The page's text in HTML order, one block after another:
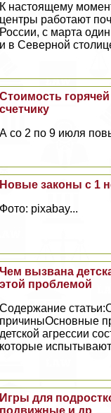
К настоящему
центры работают
России, с марта
и в Северной
Стоимость
счетчику
А со 2 по 9 июля
Новые законы с 1
Фото: pixabay...
Чем вызвана
этой проблемой
Содержание
причиныОсновные
детской агрессии
которые
Игры для
подвижные и др